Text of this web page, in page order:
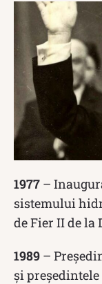
1977 –
sistemului
de Fier II de la
1989 –
și președintele